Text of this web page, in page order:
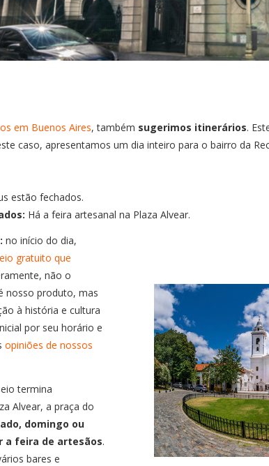
em Buenos Aires, também sugerimos itinerários.
caso, apresentamos um dia inteiro para o bairro da
estão fechados.
Há a feira artesanal na Plaza Alvear.
no início do dia,
gratuito que
não o
nosso produto, mas
à história e cultura
por seu horário e
opiniões de nossos
termina
Alvear, a praça do
domingo ou
a feira de artesãos.
bares e